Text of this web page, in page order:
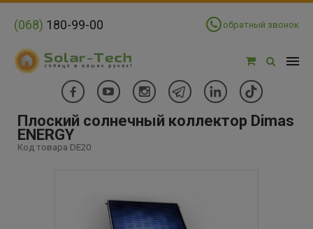
(068) 180-99-00 обратный звонок
Плоский cолнечный коллектор Dimas
ENERGY
Код товара DE20